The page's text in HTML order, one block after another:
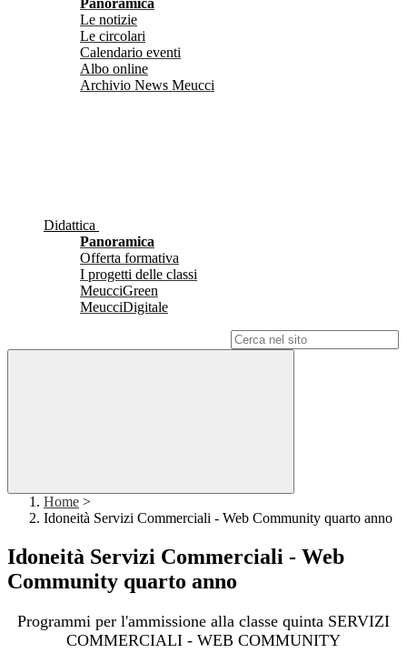
Panoramica
Le notizie
Le circolari
Calendario eventi
Albo online
Archivio News Meucci
Didattica
Panoramica
Offerta formativa
I progetti delle classi
MeucciGreen
MeucciDigitale
Home >
Idoneità Servizi Commerciali - Web Community quarto anno
Idoneità Servizi Commerciali - Web
Community quarto anno
Programmi per l'ammissione alla classe quinta SERVIZI
COMMERCIALI - WEB COMMUNITY